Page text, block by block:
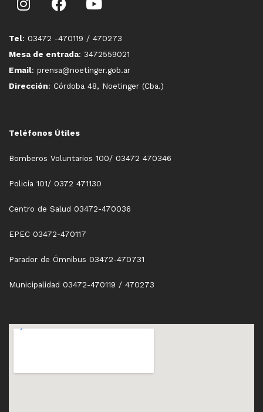
Tel: 03472 -470119 / 470273
Mesa de entrada: 3472559021
Email: prensa@noetinger.gob.ar
Dirección: Córdoba 48, Noetinger (Cba.)
Teléfonos Útiles
Bomberos Voluntarios 100/ 03472 470346
Policía 101/ 0372 471130
Centro de Salud 03472-470036
EPEC 03472-470117
Parador de Ómnibus 03472-470731
Municipalidad 03472-470119 / 470273